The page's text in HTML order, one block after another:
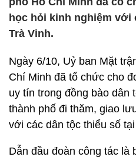
học hỏi kinh nghiệm với
Trà Vinh.
Ngày 6/10, Uỷ ban Mặt
Chí Minh đã tổ chức cho
uy tín trong đồng bào dân
thành phố đi thăm, giao
với các dân tộc thiểu số
Dẫn đầu đoàn công tác là